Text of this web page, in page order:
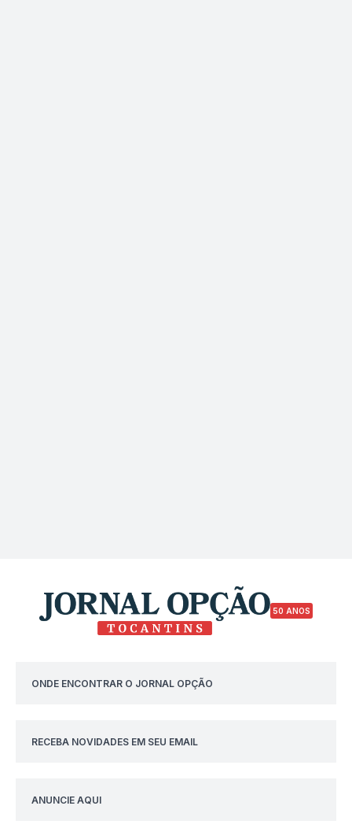
50 ANOS
ONDE ENCONTRAR O JORNAL OPÇÃO
RECEBA NOVIDADES EM SEU EMAIL
ANUNCIE AQUI